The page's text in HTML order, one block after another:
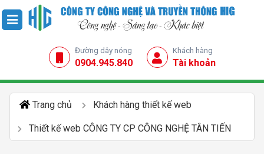
Đường dây nóng
0904.945.840
Khách hàng
Tài khoản
Trang chủ Khách hàng thiết kế web
Thiết kế web CÔNG TY CP CÔNG NGHỆ TÂN TIẾN